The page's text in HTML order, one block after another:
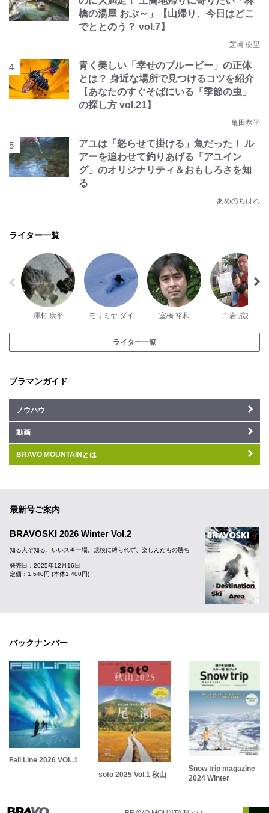
檎の湯屋 おぶ～」【山帰り、今日はどこ
でととのう？ vol.7】
芝崎 樹里
青く美しい「幸せのブルービー」の正体
とは？ 身近な場所で見つけるコツを紹介
【あなたのすぐそばにいる「季節の虫」
の探し方 vol.21】
亀田恭平
アユは「怒らせて掛ける」魚だった！ ル
アーを追わせて釣りあげる「アユイン
グ」のオリジナリティ＆おもしろさを知
る
あめのちはれ
ライター一覧
澤村 康平 モリミヤ ダイ 室橋 裕和 白岩 成友
ライター一覧
ブラマンガイド
ノウハウ
動画
BRAVO MOUNTAINとは
最新号ご案内
BRAVOSKI 2026 Winter Vol.2
知る人ぞ知る、いいスキー場。規模に縛られず、楽しんだもの勝ち
発売日：2025年12月16日
定価：1,540円 (本体1,400円)
バックナンバー
Fall Line 2026 VOL.1
soto 2025 Vol.1 秋山
Snow trip magazine
2024 Winter